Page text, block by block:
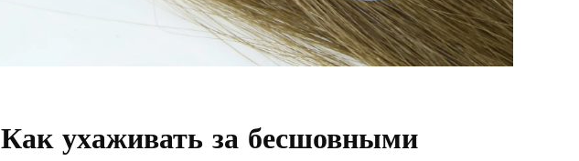
Как ухаживать за бесшовными